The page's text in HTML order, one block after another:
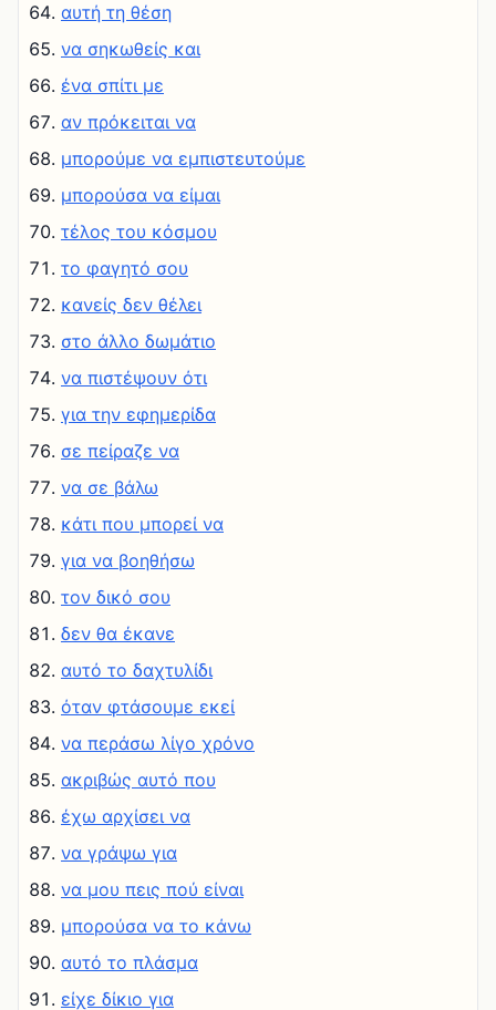
αυτή τη θέση
να σηκωθείς και
ένα σπίτι με
αν πρόκειται να
μπορούμε να εμπιστευτούμε
μπορούσα να είμαι
τέλος του κόσμου
το φαγητό σου
κανείς δεν θέλει
στο άλλο δωμάτιο
να πιστέψουν ότι
για την εφημερίδα
σε πείραζε να
να σε βάλω
κάτι που μπορεί να
για να βοηθήσω
τον δικό σου
δεν θα έκανε
αυτό το δαχτυλίδι
όταν φτάσουμε εκεί
να περάσω λίγο χρόνο
ακριβώς αυτό που
έχω αρχίσει να
να γράψω για
να μου πεις πού είναι
μπορούσα να το κάνω
αυτό το πλάσμα
είχε δίκιο για